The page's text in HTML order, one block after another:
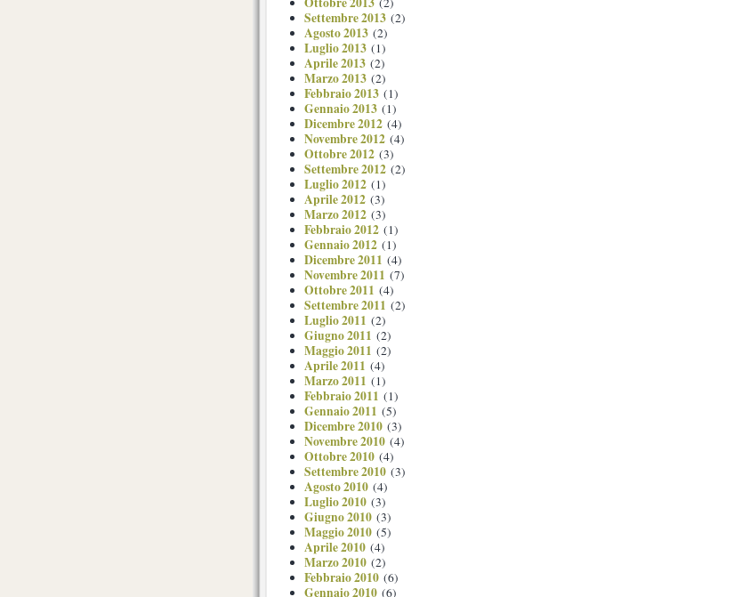
Settembre 2013 (2)
Agosto 2013 (2)
Luglio 2013 (1)
Aprile 2013 (2)
Marzo 2013 (2)
Febbraio 2013 (1)
Gennaio 2013 (1)
Dicembre 2012 (4)
Novembre 2012 (4)
Ottobre 2012 (3)
Settembre 2012 (2)
Luglio 2012 (1)
Aprile 2012 (3)
Marzo 2012 (3)
Febbraio 2012 (1)
Gennaio 2012 (1)
Dicembre 2011 (4)
Novembre 2011 (7)
Ottobre 2011 (4)
Settembre 2011 (2)
Luglio 2011 (2)
Giugno 2011 (2)
Maggio 2011 (2)
Aprile 2011 (4)
Marzo 2011 (1)
Febbraio 2011 (1)
Gennaio 2011 (5)
Dicembre 2010 (3)
Novembre 2010 (4)
Ottobre 2010 (4)
Settembre 2010 (3)
Agosto 2010 (4)
Luglio 2010 (3)
Giugno 2010 (3)
Maggio 2010 (5)
Aprile 2010 (4)
Marzo 2010 (2)
Febbraio 2010 (6)
Gennaio 2010 (6)